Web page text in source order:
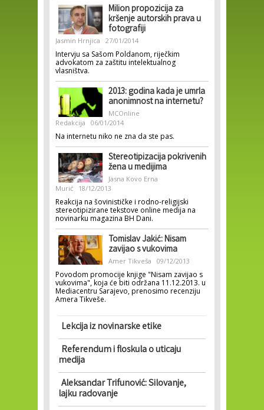
Milion propozicija za
kršenje autorskih prava u
fotografiji
Jasmin Hrnjica 27/01/2014
Intervju sa Sašom Poldanom, riječkim
advokatom za zaštitu intelektualnog
vlasništva.
2013: godina kada je umrla
anonimnost na internetu?
MCOnline
Redakcija
06/01/2014
Na internetu niko ne zna da ste pas.
Stereotipizacija pokrivenih
žena u medijima
Jasna Kovo Erna
Murić
18/12/2013
Reakcija na šovinističke i rodno-religijski
stereotipizirane tekstove online medija na
novinarku magazina BH Dani.
Tomislav Jakić: Nisam
zavijao s vukovima
Amer Tikveša 09/12/2013
Povodom promocije knjige "Nisam zavijao s
vukovima", koja će biti održana 11.12.2013. u
Mediacentru Sarajevo, prenosimo recenziju
Amera Tikveše.
Lekcija iz novinarske etike
Referendum i floskula o uticaju
medija
Aleksandar Trifunović: Silovanje,
lajku radovanje